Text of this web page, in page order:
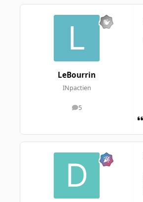
LeBourrin
INpactien
5
messages